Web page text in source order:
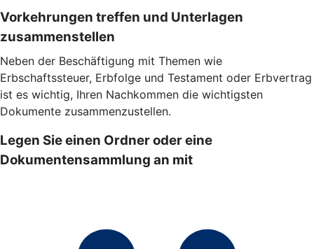
Vorkehrungen treffen und Unterlagen
zusammenstellen
Neben der Beschäftigung mit Themen wie
Erbschaftssteuer, Erbfolge und Testament oder Erbvertrag
ist es wichtig, Ihren Nachkommen die wichtigsten
Dokumente zusammenzustellen.
Legen Sie einen Ordner oder eine
Dokumentensammlung an mit